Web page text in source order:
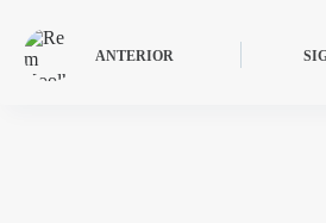
ANTERIOR